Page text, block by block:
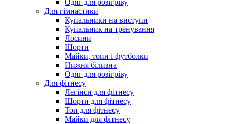
Для гімнастики
Купальники на виступи
Купальник на тренування
Лосини
Шорти
Майки, топи і футболки
Нижня білизна
Одяг для розігріву
Для фітнесу
Легінси для фітнесу
Шорти для фітнесу
Топ для фітнесу
Майки для фітнесу